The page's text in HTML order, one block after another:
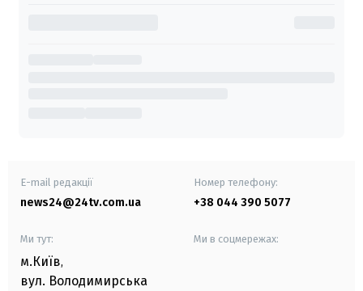
E-mail редакції
news24@24tv.com.ua
Номер телефону:
+38 044 390 5077
Ми тут:
м.Київ,
вул. Володимирська
Ми в соцмережах: